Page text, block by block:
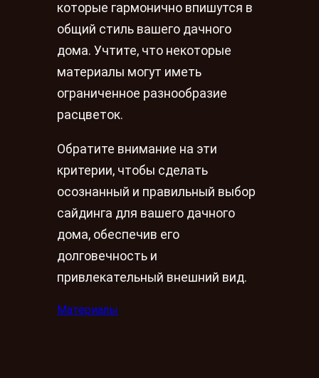
которые гармонично впишутся в
общий стиль вашего дачного
дома. Учтите, что некоторые
материалы могут иметь
ограниченное разнообразие
расцветок.
Обратите внимание на эти
критерии, чтобы сделать
осознанный и правильный выбор
сайдинга для вашего дачного
дома, обеспечив его
долговечность и
привлекательный внешний вид.
Материалы